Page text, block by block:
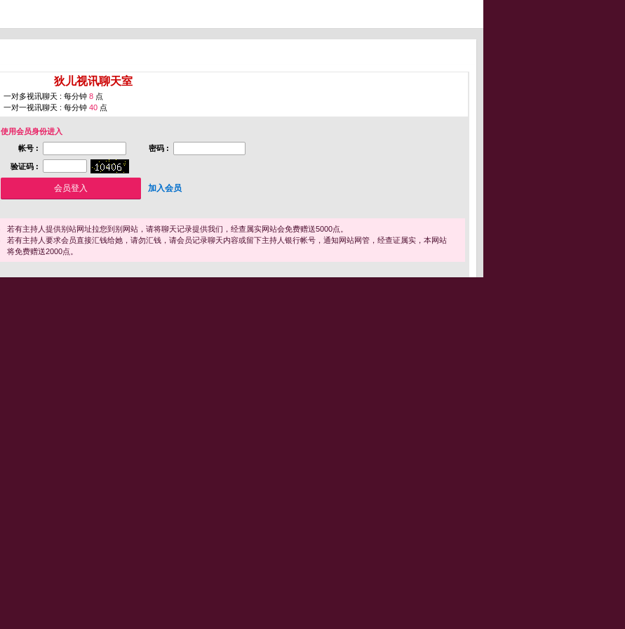
狄儿视讯聊天室
一对多视讯聊天 : 每分钟 8 点
一对一视讯聊天 : 每分钟 40 点
使用会员身份进入
帐号 :
密码 :
验证码 :
加入会员
若有主持人提供别站网址拉您到别网站，请将聊天记录提供我们，经查属实网站会免费赠送5000点。
若有主持人要求会员直接汇钱给她，请勿汇钱，请会员记录聊天内容或留下主持人银行帐号，通知网站网管，经查证属实，本网站
将免费赠送2000点。